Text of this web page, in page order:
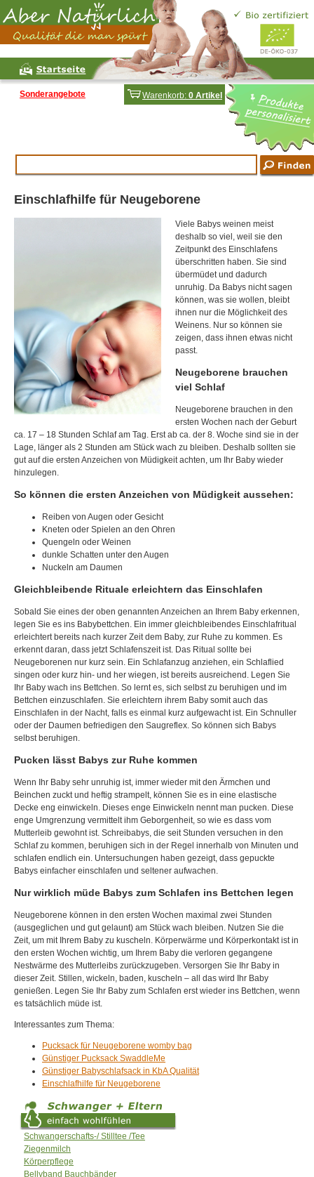
Warenkorb: 0 Artikel
Sonderangebote
Einschlafhilfe für Neugeborene
Viele Babys weinen meist
deshalb so viel, weil sie den
Zeitpunkt des Einschlafens
überschritten haben. Sie sind
übermüdet und dadurch
unruhig. Da Babys nicht sagen
können, was sie wollen, bleibt
ihnen nur die Möglichkeit des
Weinens. Nur so können sie
zeigen, dass ihnen etwas nicht
passt.
Neugeborene brauchen
viel Schlaf
Neugeborene brauchen in den
ersten Wochen nach der Geburt
ca. 17 – 18 Stunden Schlaf am Tag. Erst ab ca. der 8. Woche sind sie in der
Lage, länger als 2 Stunden am Stück wach zu bleiben. Deshalb sollten sie
gut auf die ersten Anzeichen von Müdigkeit achten, um Ihr Baby wieder
hinzulegen.
So können die ersten Anzeichen von Müdigkeit aussehen:
Reiben von Augen oder Gesicht
Kneten oder Spielen an den Ohren
Quengeln oder Weinen
dunkle Schatten unter den Augen
Nuckeln am Daumen
Gleichbleibende Rituale erleichtern das Einschlafen
Sobald Sie eines der oben genannten Anzeichen an Ihrem Baby erkennen,
legen Sie es ins Babybettchen. Ein immer gleichbleibendes Einschlafritual
erleichtert bereits nach kurzer Zeit dem Baby, zur Ruhe zu kommen. Es
erkennt daran, dass jetzt Schlafenszeit ist. Das Ritual sollte bei
Neugeborenen nur kurz sein. Ein Schlafanzug anziehen, ein Schlaflied
singen oder kurz hin- und her wiegen, ist bereits ausreichend. Legen Sie
Ihr Baby wach ins Bettchen. So lernt es, sich selbst zu beruhigen und im
Bettchen einzuschlafen. Sie erleichtern ihrem Baby somit auch das
Einschlafen in der Nacht, falls es einmal kurz aufgewacht ist. Ein Schnuller
oder der Daumen befriedigen den Saugreflex. So können sich Babys
selbst beruhigen.
Pucken lässt Babys zur Ruhe kommen
Wenn Ihr Baby sehr unruhig ist, immer wieder mit den Ärmchen und
Beinchen zuckt und heftig strampelt, können Sie es in eine elastische
Decke eng einwickeln. Dieses enge Einwickeln nennt man pucken. Diese
enge Umgrenzung vermittelt ihm Geborgenheit, so wie es dass vom
Mutterleib gewohnt ist. Schreibabys, die seit Stunden versuchen in den
Schlaf zu kommen, beruhigen sich in der Regel innerhalb von Minuten und
schlafen endlich ein. Untersuchungen haben gezeigt, dass gepuckte
Babys einfacher einschlafen und seltener aufwachen.
Nur wirklich müde Babys zum Schlafen ins Bettchen legen
Neugeborene können in den ersten Wochen maximal zwei Stunden
(ausgeglichen und gut gelaunt) am Stück wach bleiben. Nutzen Sie die
Zeit, um mit Ihrem Baby zu kuscheln. Körperwärme und Körperkontakt ist in
den ersten Wochen wichtig, um Ihrem Baby die verloren gegangene
Nestwärme des Mutterleibs zurückzugeben. Versorgen Sie Ihr Baby in
dieser Zeit. Stillen, wickeln, baden, kuscheln – all das wird Ihr Baby
genießen. Legen Sie Ihr Baby zum Schlafen erst wieder ins Bettchen, wenn
es tatsächlich müde ist.
Interessantes zum Thema:
Pucksack für Neugeborene womby bag
Günstiger Pucksack SwaddleMe
Günstiger Babyschlafsack in KbA Qualität
Einschlafhilfe für Neugeborene
Schwangerschafts-/ Stilltee /Tee
Ziegenmilch
Körperpflege
Bellyband Bauchbänder